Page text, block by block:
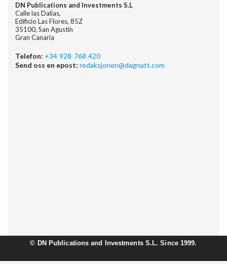
DN Publications and Investments S.L
Calle las Dalias,
Edificio Las Flores, 85Z
35100, San Agustin
Gran Canaria
Telefon: +34 928 768 420
Send oss en epost: redaksjonen@dagnatt.com
© DN Publications and Investments S.L. Since 1999.